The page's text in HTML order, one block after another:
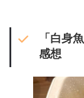
「白身
感想